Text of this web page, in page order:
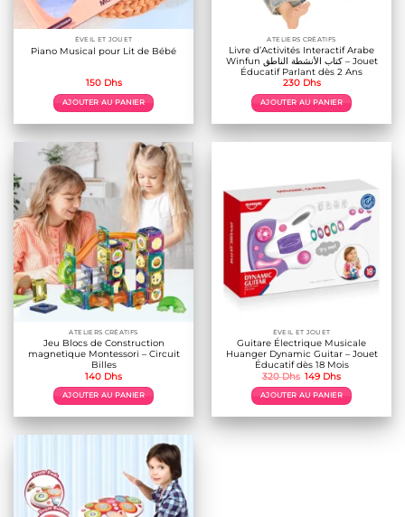
ÉVEIL ET JOUET
Piano Musical pour Lit de Bébé
150 Dhs
AJOUTER AU PANIER
ATELIERS CRÉATIFS
Livre d’Activités Interactif Arabe
Winfun كتاب الأنشطة الناطق – Jouet
Éducatif Parlant dès 2 Ans
230 Dhs
AJOUTER AU PANIER
ATELIERS CRÉATIFS
Jeu Blocs de Construction
magnetique Montessori – Circuit
Billes
140 Dhs
AJOUTER AU PANIER
ÉVEIL ET JOUET
Guitare Électrique Musicale
Huanger Dynamic Guitar – Jouet
Éducatif dès 18 Mois
320Dhs Le
initial
était :
320 Dhs.
149 DhsLe
actuel
est :
149 Dhs.
AJOUTER AU PANIER